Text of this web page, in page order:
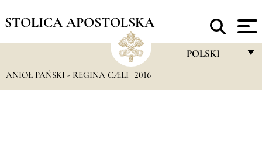
STOLICA APOSTOLSKA
POLSKI
ANIOŁ PAŃSKI - REGINA CÆLI 2016